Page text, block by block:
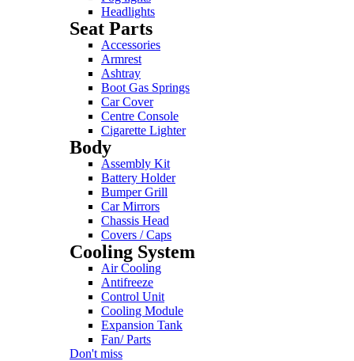
Headlights
Seat Parts
Accessories
Armrest
Ashtray
Boot Gas Springs
Car Cover
Centre Console
Cigarette Lighter
Body
Assembly Kit
Battery Holder
Bumper Grill
Car Mirrors
Chassis Head
Covers / Caps
Cooling System
Air Cooling
Antifreeze
Control Unit
Cooling Module
Expansion Tank
Fan/ Parts
Don't miss